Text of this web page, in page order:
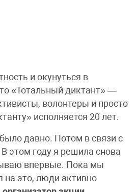
и окунуться в
«Тотальный диктант» —
волонтеры и просто
исполняется 20 лет.
давно. Потом в связи с
этом году я решила снова
впервые. Пока мы
на это, люди активно